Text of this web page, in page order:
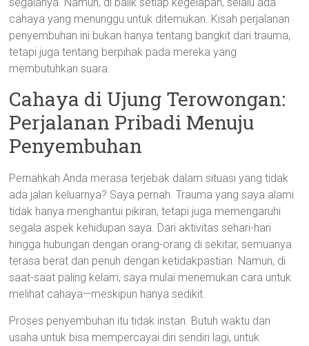
cahaya yang menunggu untuk ditemukan. Kisah perjalanan
penyembuhan ini bukan hanya tentang bangkit dari trauma,
tetapi juga tentang berpihak pada mereka yang
membutuhkan suara.
Cahaya di Ujung Terowongan:
Perjalanan Pribadi Menuju
Penyembuhan
Pernahkah Anda merasa terjebak dalam situasi yang tidak
ada jalan keluarnya? Saya pernah. Trauma yang saya alami
tidak hanya menghantui pikiran, tetapi juga memengaruhi
segala aspek kehidupan saya. Dari aktivitas sehari-hari
hingga hubungan dengan orang-orang di sekitar, semuanya
terasa berat dan penuh dengan ketidakpastian. Namun, di
saat-saat paling kelam, saya mulai menemukan cara untuk
melihat cahaya—meskipun hanya sedikit.
Proses penyembuhan itu tidak instan. Butuh waktu dan
usaha untuk bisa mempercayai diri sendiri lagi, untuk